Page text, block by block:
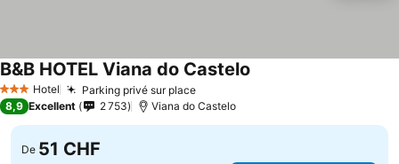
3 ÉtoilesHotel Parking privé sur place
B&B HOTEL Viana do Castelo
8,9 Excellent 2 753 Viana do Castelo
De 51 CHF